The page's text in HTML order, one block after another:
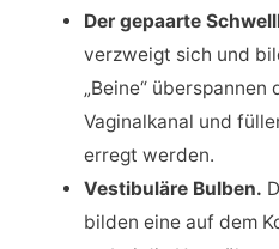
Der gepaarte
verzweigt sich und
„Beine“
Vaginalkanal und
erregt werden.
Vestibuläre Bulben.
bilden eine auf dem